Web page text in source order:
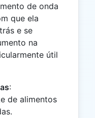
de onda
que ela
e se
na
útil
:
de alimentos